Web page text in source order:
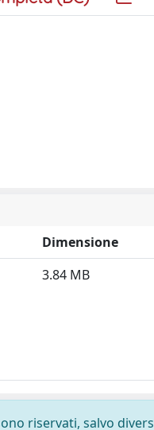
Dimensione
3.84 MB
riservati, salvo